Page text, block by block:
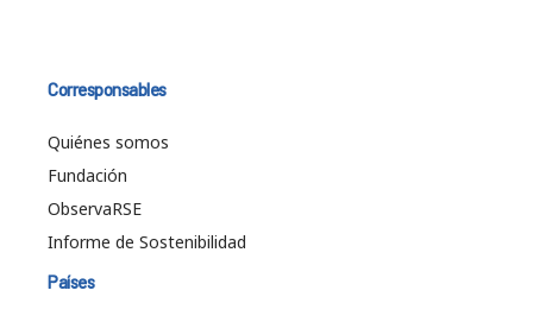
Corresponsables
Quiénes somos
Fundación
ObservaRSE
Informe de Sostenibilidad
Países